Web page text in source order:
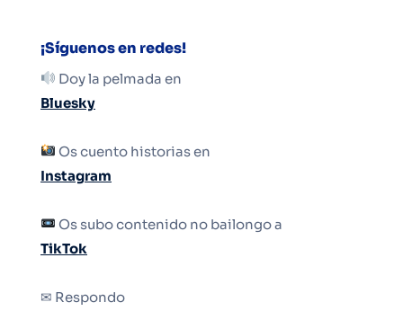
¡Síguenos en redes!
Doy la pelmada en
Bluesky
Os cuento historias en
Instagram
Os subo contenido no bailongo a
TikTok
✉ Respondo